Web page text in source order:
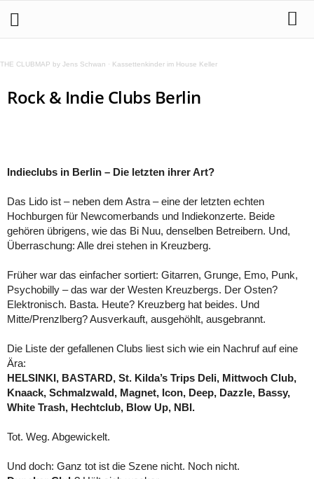
THE CLUBMAP by Jens Schwan · Kassettenkinder im House Keller
Rock & Indie Clubs Berlin
Indieclubs in Berlin – Die letzten ihrer Art?
Das Lido ist – neben dem Astra – eine der letzten echten
Hochburgen für Newcomerbands und Indiekonzerte. Beide
gehören übrigens, wie das Bi Nuu, denselben Betreibern. Und,
Überraschung: Alle drei stehen in Kreuzberg.
Früher war das einfacher sortiert: Gitarren, Grunge, Emo, Punk,
Psychobilly – das war der Westen Kreuzbergs. Der Osten?
Elektronisch. Basta. Heute? Kreuzberg hat beides. Und
Mitte/Prenzlberg? Ausverkauft, ausgehöhlt, ausgebrannt.
Die Liste der gefallenen Clubs liest sich wie ein Nachruf auf eine
Ära:
HELSINKI, BASTARD, St. Kilda’s Trips Deli, Mittwoch Club,
Knaack, Schmalzwald, Magnet, Icon, Deep, Dazzle, Bassy,
White Trash, Hechtclub, Blow Up, NBI.
Tot. Weg. Abgewickelt.
Und doch: Ganz tot ist die Szene nicht. Noch nicht.